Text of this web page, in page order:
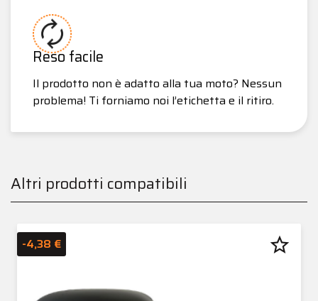
Reso facile
Il prodotto non è adatto alla tua moto? Nessun
problema! Ti forniamo noi l’etichetta e il ritiro.
Altri prodotti compatibili
-4,38 € star_border